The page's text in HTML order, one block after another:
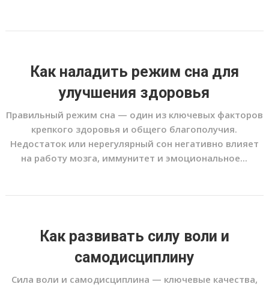
Как наладить режим сна для
улучшения здоровья
Правильный режим сна — один из ключевых факторов
крепкого здоровья и общего благополучия.
Недостаток или нерегулярный сон негативно влияет
на работу мозга, иммунитет и эмоциональное...
Как развивать силу воли и
самодисциплину
Сила воли и самодисциплина — ключевые качества,